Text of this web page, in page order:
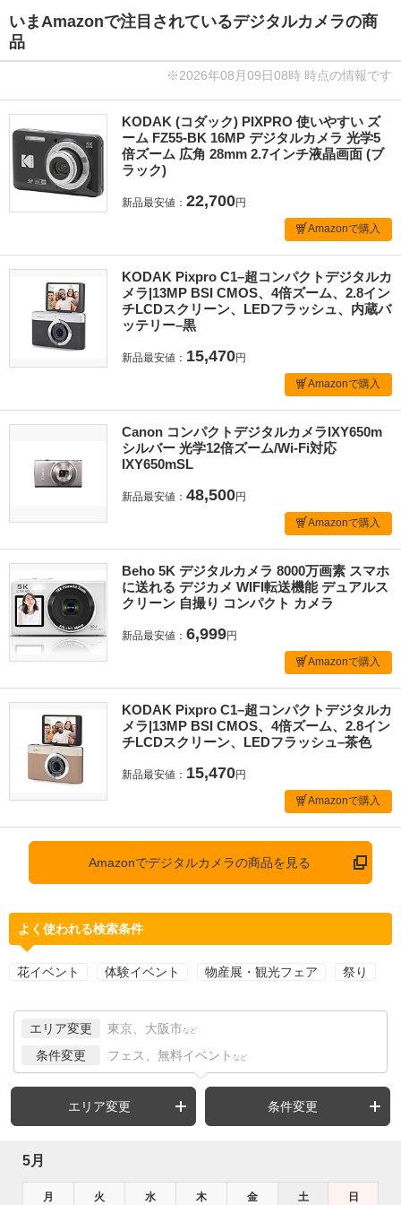
いまAmazonで注目されているデジタルカメラの商
品
※2026年08月09日08時 時点の情報です
KODAK (コダック) PIXPRO 使いやすい ズ
ーム FZ55-BK 16MP デジタルカメラ 光学5
倍ズーム 広角 28mm 2.7インチ液晶画面 (ブ
ラック)
新品最安値： 22,700円
Amazonで購入
KODAK Pixpro C1–超コンパクトデジタルカ
メラ|13MP BSI CMOS、4倍ズーム、2.8イン
チLCDスクリーン、LEDフラッシュ、内蔵バ
ッテリー–黒
新品最安値： 15,470円
Amazonで購入
Canon コンパクトデジタルカメラIXY650m
シルバー 光学12倍ズーム/Wi-Fi対応
IXY650mSL
新品最安値： 48,500円
Amazonで購入
Beho 5K デジタルカメラ 8000万画素 スマホ
に送れる デジカメ WIFI転送機能 デュアルス
クリーン 自撮り コンパクト カメラ
新品最安値： 6,999円
Amazonで購入
KODAK Pixpro C1–超コンパクトデジタルカ
メラ|13MP BSI CMOS、4倍ズーム、2.8イン
チLCDスクリーン、LEDフラッシュ–茶色
新品最安値： 15,470円
Amazonで購入
Amazonでデジタルカメラの商品を見る
よく使われる検索条件
花イベント 体験イベント 物産展・観光フェア 祭り
エリア変更 東京、大阪市 など
条件変更 フェス、無料イベント など
エリア変更 条件変更
5月
月 火 水 木 金 土 日